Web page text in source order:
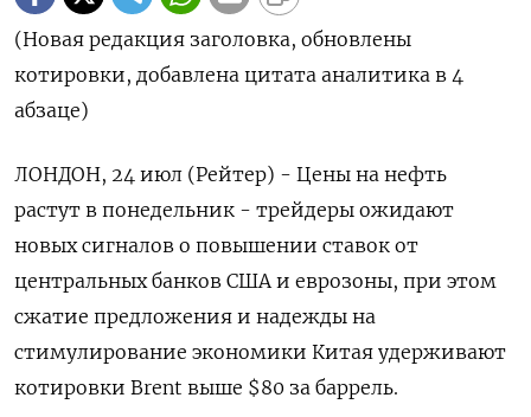
(Новая редакция заголовка, обновлены
котировки, добавлена цитата аналитика в 4
абзаце)
ЛОНДОН, 24 июл (Рейтер) - Цены на нефть
растут в понедельник - трейдеры ожидают
новых сигналов о повышении ставок от
центральных банков США и еврозоны, при этом
сжатие предложения и надежды на
стимулирование экономики Китая удерживают
котировки Brent выше $80 за баррель.